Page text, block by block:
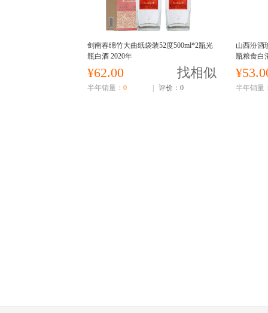
剑南春绵竹大曲纸袋装52度500ml*2瓶光
瓶白酒 2020年
¥62.00 找相似
半年销量： 0 评价：0
山西汾酒
瓶粮食白
半年销量